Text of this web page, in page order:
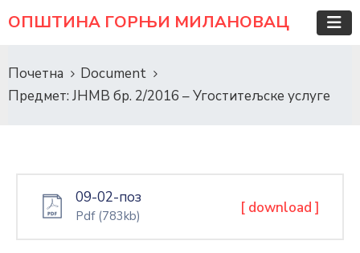
ОПШТИНА ГОРЊИ МИЛАНОВАЦ
Почетна
Document
Предмет: ЈНМВ бр. 2/2016 – Угоститељске услуге
09-02-поз
Pdf (783kb) [ download ]